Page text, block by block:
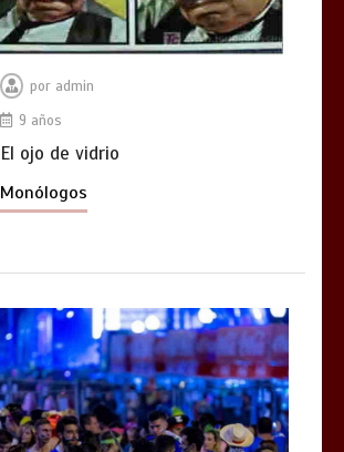
por admin
9 años
El ojo de vidrio
Monólogos